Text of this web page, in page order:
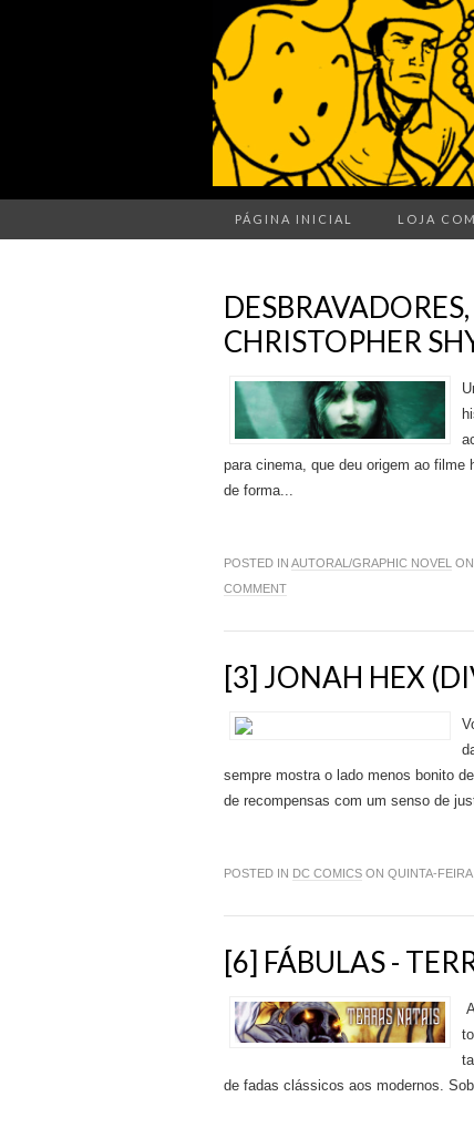
PÁGINA INICIAL LOJA
CHRISTOPHER
para cinema, que deu origem ao filme
de forma...
POSTED IN AUTORAL/GRAPHIC NOVEL
COMMENT
[3] JONAH HEX
sempre mostra o lado menos bonito
de recompensas com um senso de
POSTED IN DC COMICS ON QUINTA-
[6] FÁBULAS -
de fadas clássicos aos modernos.